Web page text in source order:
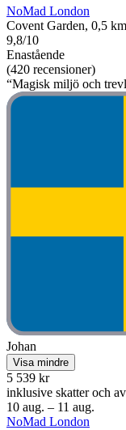
NoMad London
Covent Garden, 0,5
9,8/10
Enastående
(420 recensioner)
“Magisk miljö och
Johan
Visa mindre
5 539 kr
inklusive skatter och
10 aug. – 11 aug.
NoMad London